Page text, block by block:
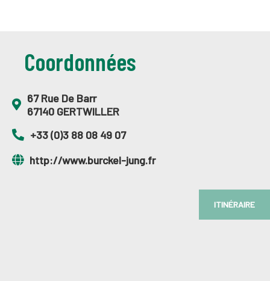
Coordonnées
67 Rue De Barr
67140 GERTWILLER
+33 (0)3 88 08 49 07
http://www.burckel-jung.fr
ITINÉRAIRE